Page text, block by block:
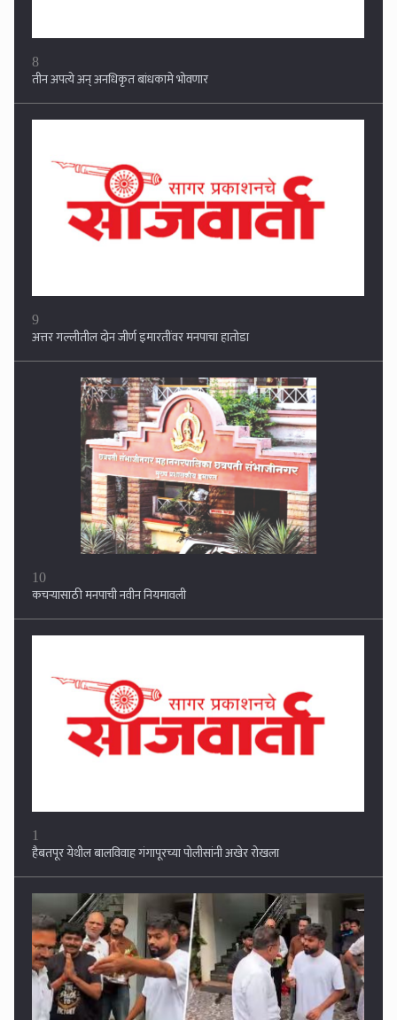
अत्तर गल्लीतील दोन जीर्ण इमारतींवर मनपाचा हातोडा
कचऱ्यासाठी मनपाची नवीन नियमावली
हैबतपूर येथील बालविवाह गंगापूरच्या पोलीसांनी अखेर रोखला
भेटायला येणारांना थांबवू नका, अभिजीत दिपके पोलीस अधिकाऱ्यावर भडकले...